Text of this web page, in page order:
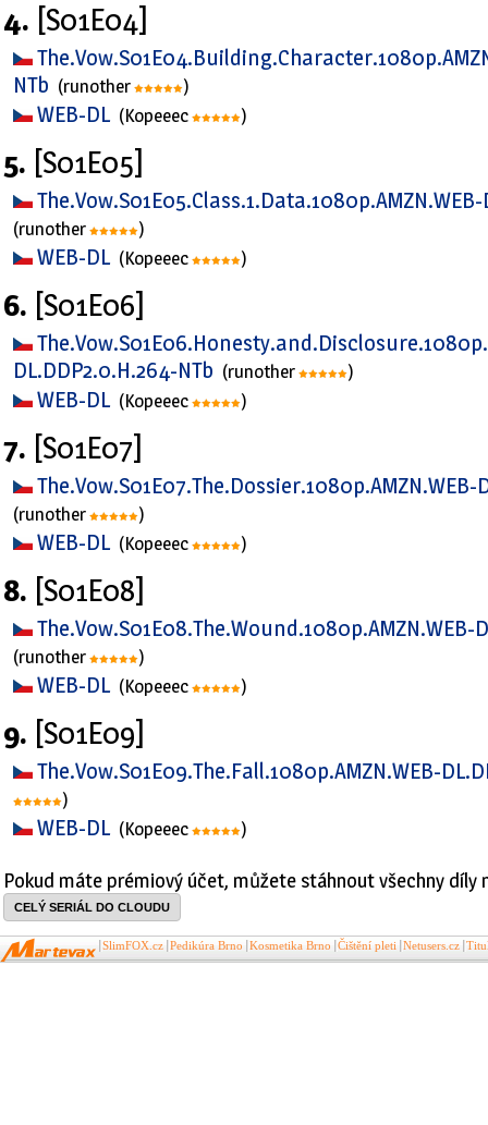
4. [S01E04]
NTb (runother )
WEB-DL (Kopeeec )
5. [S01E05]
(runother )
WEB-DL (Kopeeec )
6. [S01E06]
DL.DDP2.0.H.264-NTb (runother )
WEB-DL (Kopeeec )
7. [S01E07]
(runother )
WEB-DL (Kopeeec )
8. [S01E08]
The.Vow.S01E08.The.Wound.1080p.AMZN.WEB-
(runother )
WEB-DL (Kopeeec )
9. [S01E09]
The.Vow.S01E09.The.Fall.1080p.AMZN.WEB-
)
WEB-DL (Kopeeec )
Pokud máte prémiový účet, můžete stáhnout všechny díly
CELÝ SERIÁL DO CLOUDU
SlimFOX.cz Pedikúra Brno Kosmetika Brno Čištění pleti Netusers.cz